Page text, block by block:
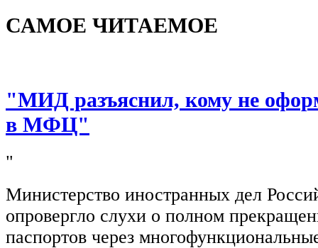
САМОЕ ЧИТАЕМОЕ
"МИД разъяснил, кому не
в МФЦ"
"
Министерство иностранных дел
опровергло слухи о полном
паспортов через